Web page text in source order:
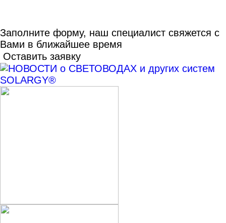
Заполните форму, наш специалист свяжется с
Вами в ближайшее время
Оставить заявку